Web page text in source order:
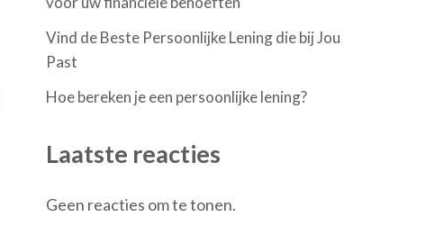
Vind de Beste Persoonlijke Lening die bij Jou
Past
Hoe bereken je een persoonlijke lening?
Laatste reacties
Geen reacties om te tonen.